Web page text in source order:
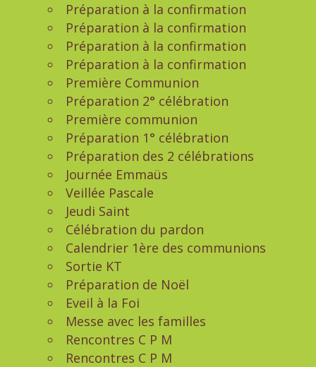
Préparation à la confirmation
Préparation à la confirmation
Préparation à la confirmation
Préparation à la confirmation
Première Communion
Préparation 2° célébration
Première communion
Préparation 1° célébration
Préparation des 2 célébrations
Journée Emmaüs
Veillée Pascale
Jeudi Saint
Célébration du pardon
Calendrier 1ère des communions
Sortie KT
Préparation de Noël
Eveil à la Foi
Messe avec les familles
Rencontres C P M
Rencontres C P M